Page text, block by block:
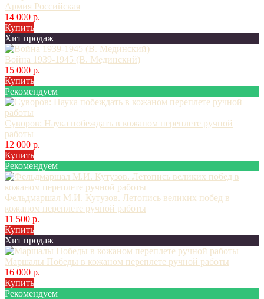
Армия Российская
14 000 р.
Купить
Хит продаж
Война 1939-1945 (В. Мединский)
15 000 р.
Купить
Рекомендуем
Суворов: Наука побеждать в кожаном переплете ручной
работы
12 000 р.
Купить
Рекомендуем
Фельдмаршал М.И. Кутузов. Летопись великих побед в
кожаном переплете ручной работы
11 500 р.
Купить
Хит продаж
Маршалы Победы в кожаном переплете ручной работы
16 000 р.
Купить
Рекомендуем